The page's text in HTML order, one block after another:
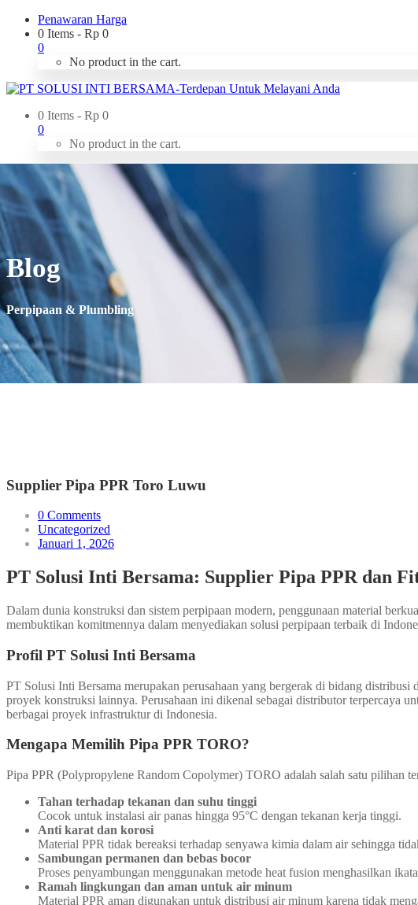
Penawaran Harga
0 Items - Rp 0
0
No product in the cart.
0 Items - Rp 0
0
No product in the cart.
Blog
Perpipaan & Plumbling
Supplier Pipa PPR Toro Luwu
0 Comments
Uncategorized
Januari 1, 2026
PT Solusi Inti Bersama: Supplier Pipa PPR dan
Dalam dunia konstruksi dan sistem perpipaan modern, penggunaan material
membuktikan komitmennya dalam menyediakan solusi perpipaan terbaik di
Profil PT Solusi Inti Bersama
PT Solusi Inti Bersama merupakan perusahaan yang bergerak di bidang
proyek konstruksi lainnya. Perusahaan ini dikenal sebagai distributor terpercaya
berbagai proyek infrastruktur di Indonesia.
Mengapa Memilih Pipa PPR TORO?
Pipa PPR (Polypropylene Random Copolymer) TORO adalah salah satu pilihan
Tahan terhadap tekanan dan suhu tinggi
Cocok untuk instalasi air panas hingga 95°C dengan tekanan kerja tinggi.
Anti karat dan korosi
Material PPR tidak bereaksi terhadap senyawa kimia dalam air sehingga
Sambungan permanen dan bebas bocor
Proses penyambungan menggunakan metode heat fusion menghasilkan
Ramah lingkungan dan aman untuk air minum
Material PPR aman digunakan untuk distribusi air minum karena tidak